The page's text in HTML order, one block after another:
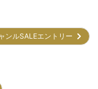
ンルSALEエントリー